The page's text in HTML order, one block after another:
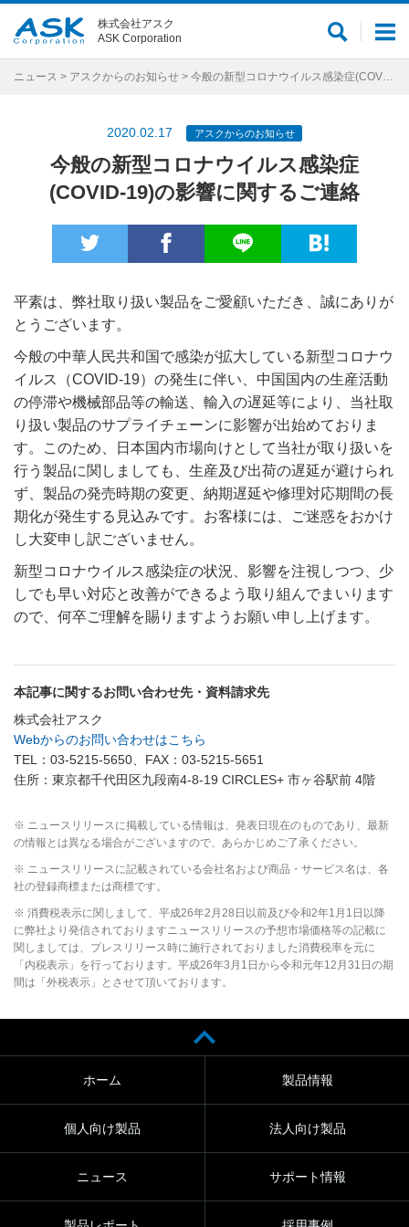
メ
ュ
サ
ト
株式会社アスク
ASK Corporation
ニュース > アスクからのお知らせ > 今般の新型コロナウイルス感染症(COVID-19)の影響に関するご連絡
2020.02.17 アスクからのお知らせ
今般の新型コロナウイルス感染症
(COVID-19)の影響に関するご連絡
平素は、弊社取り扱い製品をご愛顧いただき、誠にありが
とうございます。
今般の中華人民共和国で感染が拡大している新型コロナウ
イルス（COVID-19）の発生に伴い、中国国内の生産活動
の停滞や機械部品等の輸送、輸入の遅延等により、当社取
り扱い製品のサプライチェーンに影響が出始めておりま
す。このため、日本国内市場向けとして当社が取り扱いを
行う製品に関しましても、生産及び出荷の遅延が避けられ
ず、製品の発売時期の変更、納期遅延や修理対応期間の長
期化が発生する見込みです。お客様には、ご迷惑をおかけ
し大変申し訳ございません。
新型コロナウイルス感染症の状況、影響を注視しつつ、少
しでも早い対応と改善ができるよう取り組んでまいります
ので、何卒ご理解を賜りますようお願い申し上げます。
本記事に関するお問い合わせ先・資料請求先
株式会社アスク
Webからのお問い合わせはこちら
TEL：03-5215-5650、FAX：03-5215-5651
住所：東京都千代田区九段南4-8-19 CIRCLES+ 市ヶ谷駅前 4階
※ ニュースリリースに掲載している情報は、発表日現在のものであり、最新
の情報とは異なる場合がございますので、あらかじめご了承ください。
※ ニュースリリースに記載されている会社名および商品・サービス名は、各
社の登録商標または商標です。
※ 消費税表示に関しまして、平成26年2月28日以前及び令和2年1月1日以降
に弊社より発信されておりますニュースリリースの予想市場価格等の記載に
関しましては、プレスリリース時に施行されておりました消費税率を元に
「内税表示」を行っております。平成26年3月1日から令和元年12月31日の期
間は「外税表示」とさせて頂いております。
ホーム 製品情報
個人向け製品 法人向け製品
ニュース サポート情報